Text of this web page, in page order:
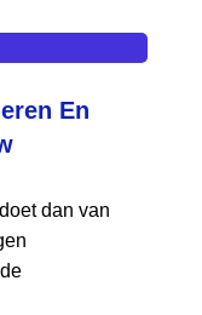
En
dan van